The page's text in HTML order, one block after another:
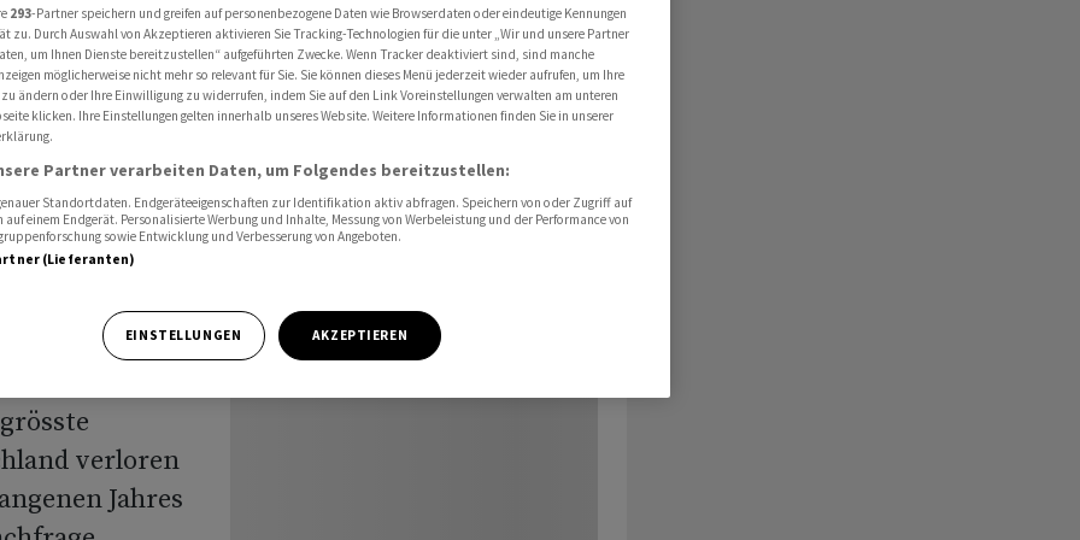
zurück
hinter
verloren
Jahres
293-Partner speichern und greifen auf personenbezogene Daten wie Browserdaten oder eindeutige Kennungen
zu. Durch Auswahl von Akzeptieren aktivieren Sie Tracking-Technologien für die unter „Wir und unsere Partner
um Ihnen Dienste bereitzustellen“ aufgeführten Zwecke. Wenn Tracker deaktiviert sind, sind manche
möglicherweise nicht mehr so relevant für Sie. Sie können dieses Menü jederzeit wieder aufrufen, um Ihre
ändern oder Ihre Einwilligung zu widerrufen, indem Sie auf den Link Voreinstellungen verwalten am unteren
klicken. Ihre Einstellungen gelten innerhalb unseres Website. Weitere Informationen finden Sie in unserer
Partner verarbeiten Daten, um Folgendes bereitzustellen:
Standortdaten. Endgeräteeigenschaften zur Identifikation aktiv abfragen. Speichern von oder Zugriff auf
einem Endgerät. Personalisierte Werbung und Inhalte, Messung von Werbeleistung und der Performance von
sowie Entwicklung und Verbesserung von Angeboten.
(Lieferanten)
EINSTELLUNGEN AKZEPTIEREN